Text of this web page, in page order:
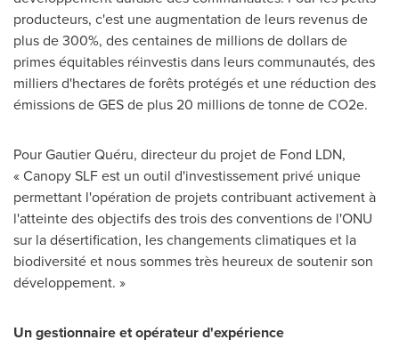
producteurs, c'est une augmentation de leurs revenus de
plus de 300%, des centaines de millions de dollars de
primes équitables réinvestis dans leurs communautés, des
milliers d'hectares de forêts protégés et une réduction des
émissions de GES de plus 20 millions de tonne de CO2e.
Pour Gautier Quéru, directeur du projet de Fond LDN,
« Canopy SLF est un outil d'investissement privé unique
permettant l'opération de projets contribuant activement à
l'atteinte des objectifs des trois des conventions de l'ONU
sur la désertification, les changements climatiques et la
biodiversité et nous sommes très heureux de soutenir son
développement. »
Un gestionnaire et opérateur d'expérience